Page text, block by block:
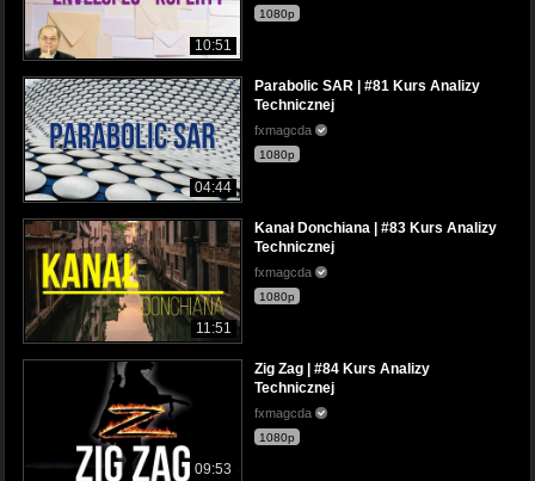
10:51
1080p
04:44
Parabolic SAR | #81 Kurs Analizy
Technicznej
fxmagcda
1080p
11:51
Kanał Donchiana | #83 Kurs Analizy
Technicznej
fxmagcda
1080p
09:53
Zig Zag | #84 Kurs Analizy
Technicznej
fxmagcda
1080p